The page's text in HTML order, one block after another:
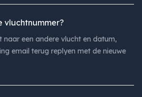
vluchtnummer?
naar een andere vlucht en datum,
email terug replyen met de nieuwe